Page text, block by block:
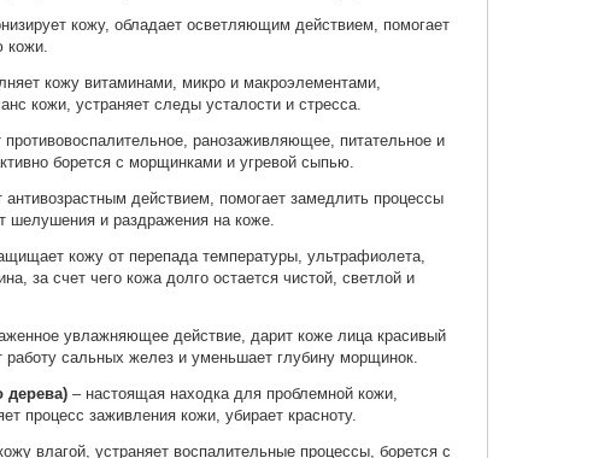
Лосьон для тела It's Skin The
590 ₽
Мицеллярная вода It's Skin
990 ₽
Добавить в корзину
кожу, обладает осветляющим действием, помогает
кожи.
кожу витаминами, микро и макроэлементами,
кожи, устраняет следы усталости и стресса.
ранозаживляющее, питательное и
борется с морщинками и угревой сыпью.
действием, помогает замедлить процессы
шелушения и раздражения на коже.
кожу от перепада температуры, ультрафиолета,
за счет чего кожа долго остается чистой, светлой и
увлажняющее действие, дарит коже лица красивый
работу сальных желез и уменьшает глубину морщинок.
дерева)– настоящая находка для проблемной кожи,
процесс заживления кожи, убирает красноту.
влагой, устраняет воспалительные процессы, борется с